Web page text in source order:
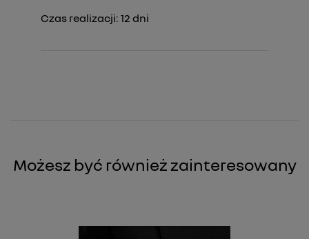
Czas realizacji: 12 dni
Możesz być również zainteresowany